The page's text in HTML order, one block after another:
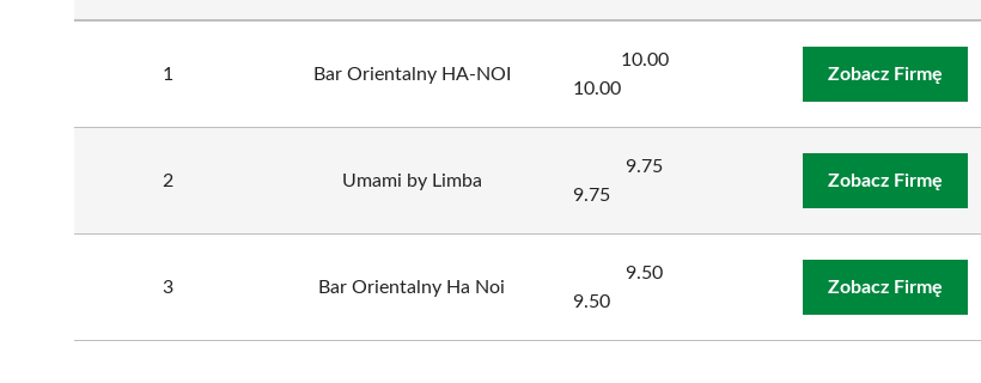
1 Bar Orientalny HA-NOI
10.00
10.00
Zobacz Firmę
2 Umami by Limba
9.75
9.75
Zobacz Firmę
3 Bar Orientalny Ha Noi
9.50
9.50
Zobacz Firmę